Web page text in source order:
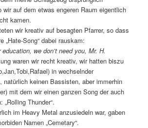
wir auf dem etwas engeren Raum eigentlich
kamen.
wir kreativ auf besagten Pfarrer, so dass
„Hate-Song“ dabei rauskam:
education, we don’t need you, Mr. H.
waren wir recht kreativ, wir hatten biszu
in wechselnder
natürlich keinen Bassisten, aber immerhin
mit dem wir einen ganzen Song der auch
Thunder“.
im Heavy Metal anzusiedeln war, gaben
Namen „Cemetary“.